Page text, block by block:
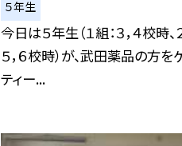
５年生
今日は５年生（１組：３，４校時、
５，６校時）が、武田薬品の方を
ティー...